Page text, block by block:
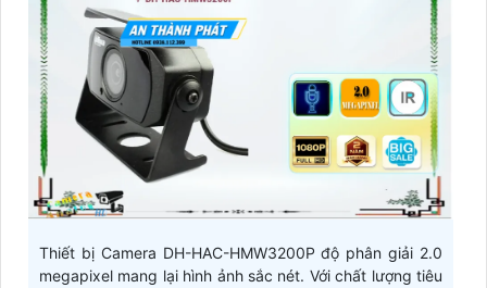
Thiết bị Camera DH-HAC-HMW3200P độ phân giải 2.0
megapixel mang lại hình ảnh sắc nét. Với chất lượng tiêu